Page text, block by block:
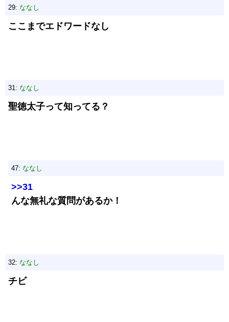
29: ななし
ここまでエドワードなし
31: ななし
聖徳太子って知ってる？
47: ななし
>>31
んな無礼な質問があるか！
32: ななし
チビ